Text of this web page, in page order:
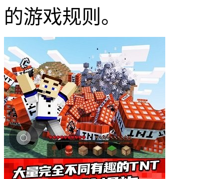
的游戏规则。